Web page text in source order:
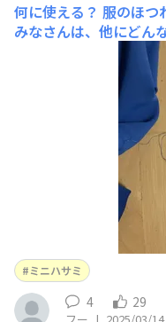
何に使える？ 服のほつ
みなさんは、他にどん
ミニハサミ
4 29